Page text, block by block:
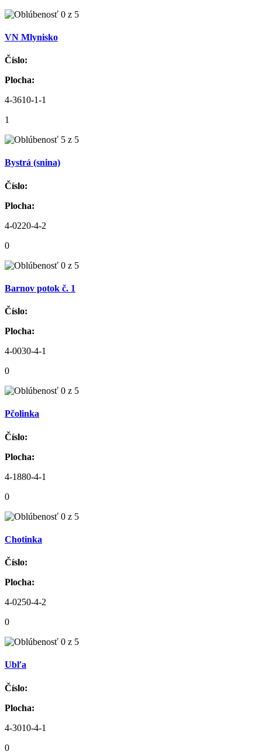
VN Mlynisko
Číslo:
Plocha:
4-3610-1-1
1
Bystrá (snina)
Číslo:
Plocha:
4-0220-4-2
0
Barnov potok č. 1
Číslo:
Plocha:
4-0030-4-1
0
Pčolinka
Číslo:
Plocha:
4-1880-4-1
0
Chotinka
Číslo:
Plocha:
4-0250-4-2
0
Ubľa
Číslo:
Plocha:
4-3010-4-1
0